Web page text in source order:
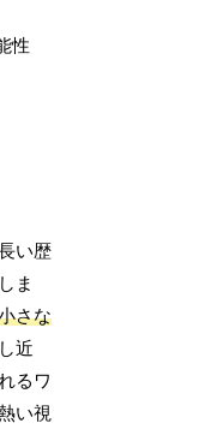
い歴
ま
さな
近
るワ
い視